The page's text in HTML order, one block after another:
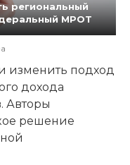
региональный
МРОТ
изменить подход
дохода
Авторы
решение